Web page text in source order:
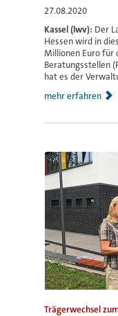
27.08.2020
Kassel (lwv): Der
Hessen wird in
Millionen Euro für
Beratungsstellen
hat es der
mehr erfahren
Trägerwechsel